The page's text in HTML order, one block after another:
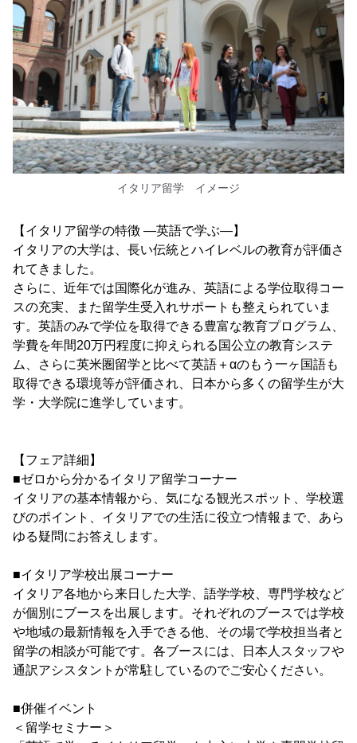
イタリア留学 イメージ
【イタリア留学の特徴 ―英語で学ぶ―】
イタリアの大学は、長い伝統とハイレベルの教育が評価さ
れてきました。
さらに、近年では国際化が進み、英語による学位取得コー
スの充実、また留学生受入れサポートも整えられていま
す。英語のみで学位を取得できる豊富な教育プログラム、
学費を年間20万円程度に抑えられる国公立の教育システ
ム、さらに英米圏留学と比べて英語＋αのもう一ヶ国語も
取得できる環境等が評価され、日本から多くの留学生が大
学・大学院に進学しています。
【フェア詳細】
■ゼロから分かるイタリア留学コーナー
イタリアの基本情報から、気になる観光スポット、学校選
びのポイント、イタリアでの生活に役立つ情報まで、あら
ゆる疑問にお答えします。
■イタリア学校出展コーナー
イタリア各地から来日した大学、語学学校、専門学校など
が個別にブースを出展します。それぞれのブースでは学校
や地域の最新情報を入手できる他、その場で学校担当者と
留学の相談が可能です。各ブースには、日本人スタッフや
通訳アシスタントが常駐しているのでご安心ください。
■併催イベント
＜留学セミナー＞